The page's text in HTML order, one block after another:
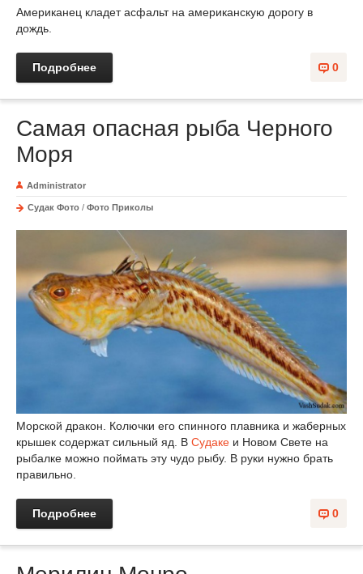
Американец кладет асфальт на американскую дорогу в
дождь.
0
Подробнее
Самая опасная рыба Черного
Моря
Administrator
Судак Фото / Фото Приколы
Морской дракон. Колючки его спинного плавника и жаберных
крышек содержат сильный яд. В Судаке и Новом Свете на
рыбалке можно поймать эту чудо рыбу. В руки нужно брать
правильно.
0
Подробнее